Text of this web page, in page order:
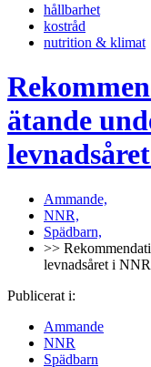
hållbarhet
kostråd
nutrition & klimat
ätande
Ammande,
NNR,
Spädbarn,
>>
levnadsåret i
Publicerat i:
Ammande
NNR
Spädbarn